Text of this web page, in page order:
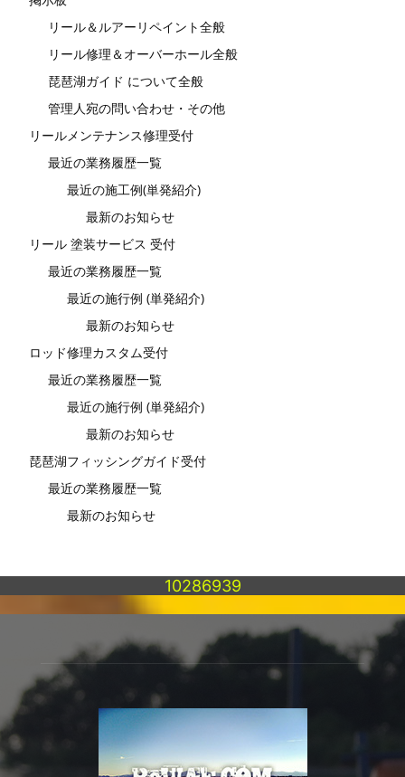
リール＆ルアーリペイント全般
リール修理＆オーバーホール全般
琵琶湖ガイド について全般
管理人宛の問い合わせ・その他
リールメンテナンス修理受付
最近の業務履歴一覧
最近の施工例(単発紹介)
最新のお知らせ
リール 塗装サービス 受付
最近の業務履歴一覧
最近の施行例 (単発紹介)
最新のお知らせ
ロッド修理カスタム受付
最近の業務履歴一覧
最近の施行例 (単発紹介)
最新のお知らせ
琵琶湖フィッシングガイド受付
最近の業務履歴一覧
最新のお知らせ
10286939